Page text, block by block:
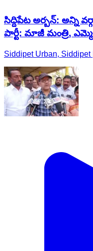
సిద్దిపేట అర్బన్: అన్ని
పార్టీ: మాజీ మంత్రి,
Siddipet Urban, Siddipet